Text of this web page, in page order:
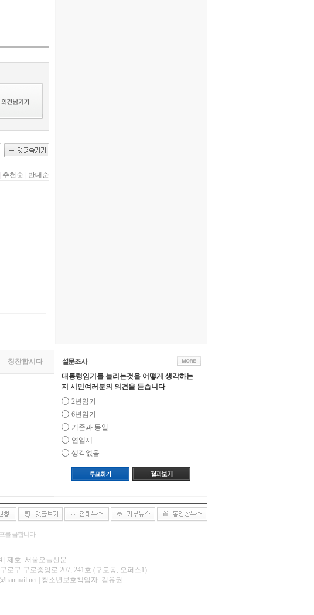
칭찬합시다
대통령임기를 늘리는것을 어떻게 생각하는
지 시민여러분의 의견을 듣습니다
2년임기
6년임기
기존과 동일
연임제
생각없음
를 금합니다
| 제호: 서울오늘신문
로구 구로중앙로 207, 241호 (구로동, 오퍼스1)
| 청소년보호책임자: 김유권